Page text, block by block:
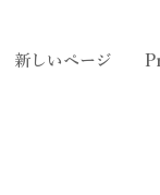
新しいページ